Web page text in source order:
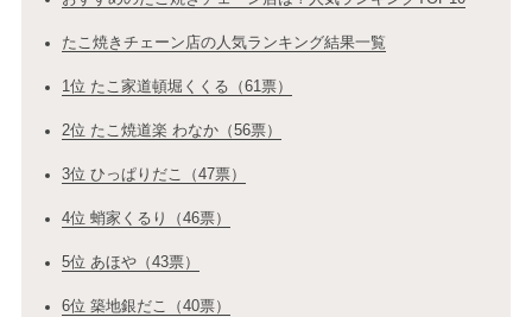
たこ焼きチェーン店の人気ランキング結果一覧
1位 たこ家道頓堀くくる（61票）
2位 たこ焼道楽 わなか（56票）
3位 ひっぱりだこ（47票）
4位 蛸家くるり（46票）
5位 あほや（43票）
6位 築地銀だこ（40票）